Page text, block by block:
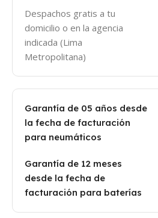
Despachos gratis a tu
domicilio o en la agencia
indicada (Lima
Metropolitana)
Garantía de 05 años desde
la fecha de facturación
para neumáticos
Garantía de 12 meses
desde la fecha de
facturación para baterías